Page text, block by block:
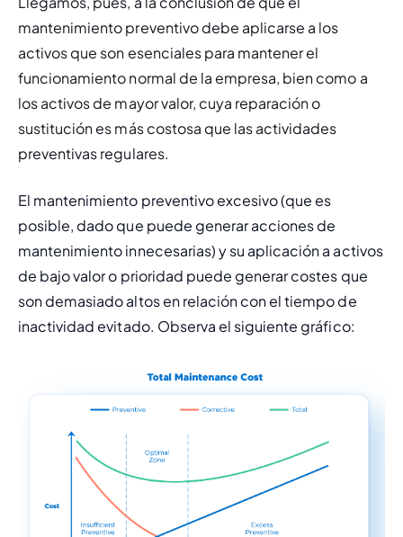
mantenimiento preventivo debe aplicarse a los
activos que son esenciales para mantener el
funcionamiento normal de la empresa, bien como a
los activos de mayor valor, cuya reparación o
sustitución es más costosa que las actividades
preventivas regulares.
El mantenimiento preventivo excesivo (que es
posible, dado que puede generar acciones de
mantenimiento innecesarias) y su aplicación a activos
de bajo valor o prioridad puede generar costes que
son demasiado altos en relación con el tiempo de
inactividad evitado. Observa el siguiente gráfico: